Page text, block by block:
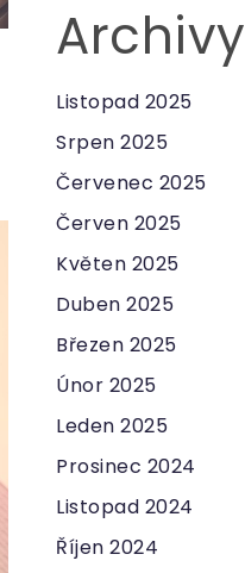
Archivy
Listopad 2025
Srpen 2025
Červenec 2025
Červen 2025
Květen 2025
Duben 2025
Březen 2025
Únor 2025
Leden 2025
Prosinec 2024
Listopad 2024
Říjen 2024